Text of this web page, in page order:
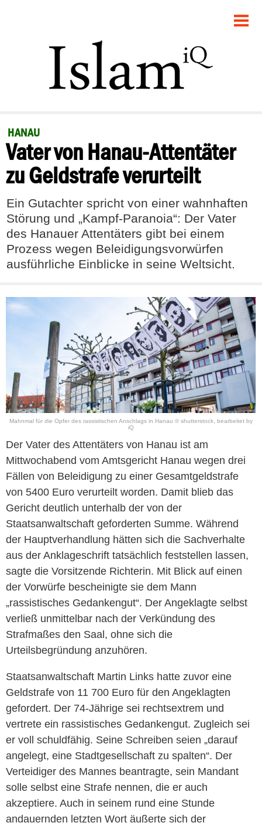
POLITIK
GESELLSCHAFT
RECHT
FEUILLETON
DEBATTE
HANAU
Vater von Hanau-Attentäter
zu Geldstrafe verurteilt
Ein Gutachter spricht von einer wahnhaften
Störung und „Kampf-Paranoia“: Der Vater
des Hanauer Attentäters gibt bei einem
Prozess wegen Beleidigungsvorwürfen
ausführliche Einblicke in seine Weltsicht.
Mahnmal für die Opfer des rassistischen Anschlags in Hanau © shutterstock, bearbeitet by
iQ
Der Vater des Attentäters von Hanau ist am
Mittwochabend vom Amtsgericht Hanau wegen drei
Fällen von Beleidigung zu einer Gesamtgeldstrafe
von 5400 Euro verurteilt worden. Damit blieb das
Gericht deutlich unterhalb der von der
Staatsanwaltschaft geforderten Summe. Während
der Hauptverhandlung hätten sich die Sachverhalte
aus der Anklageschrift tatsächlich feststellen lassen,
sagte die Vorsitzende Richterin. Mit Blick auf einen
der Vorwürfe bescheinigte sie dem Mann
„rassistisches Gedankengut“. Der Angeklagte selbst
verließ unmittelbar nach der Verkündung des
Strafmaßes den Saal, ohne sich die
Urteilsbegründung anzuhören.
Staatsanwaltschaft Martin Links hatte zuvor eine
Geldstrafe von 11 700 Euro für den Angeklagten
gefordert. Der 74-Jährige sei rechtsextrem und
vertrete ein rassistisches Gedankengut. Zugleich sei
er voll schuldfähig. Seine Schreiben seien „darauf
angelegt, eine Stadtgesellschaft zu spalten“. Der
Verteidiger des Mannes beantragte, sein Mandant
solle selbst eine Strafe nennen, die er auch
akzeptiere. Auch in seinem rund eine Stunde
andauernden letzten Wort äußerte sich der